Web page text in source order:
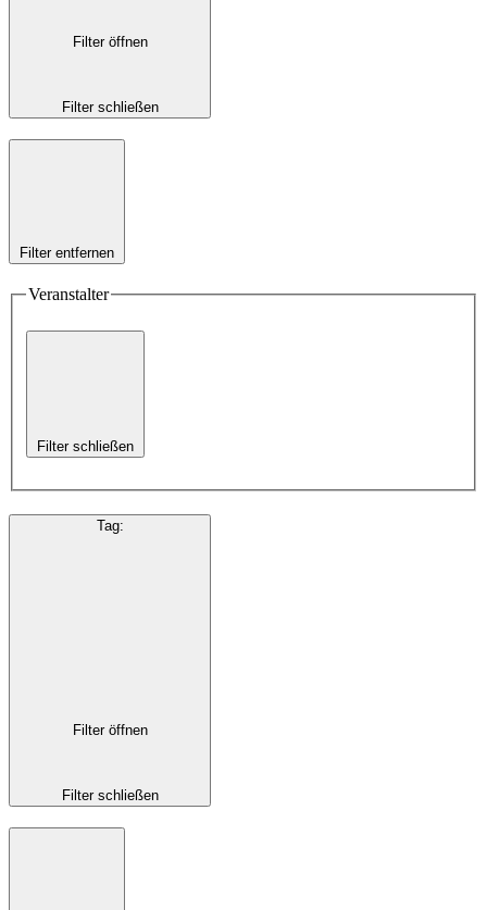
Filter öffnen
Filter schließen
Filter entfernen
Veranstalter
Filter schließen
Tag:
Filter öffnen
Filter schließen